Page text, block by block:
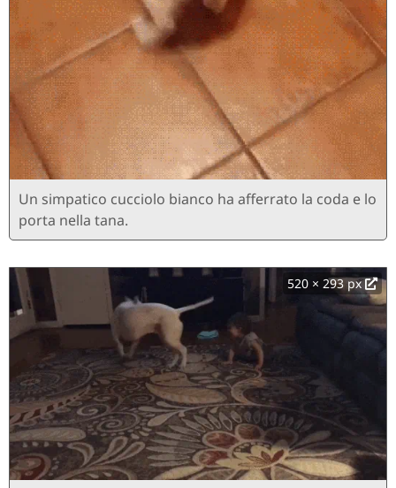
Un simpatico cucciolo bianco ha afferrato la coda e lo
porta nella tana.
520 × 293 px